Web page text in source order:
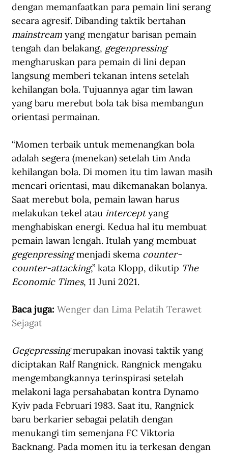
dengan memanfaatkan para pemain lini serang
secara agresif. Dibanding taktik bertahan
mainstream yang mengatur barisan pemain
tengah dan belakang, gegenpressing
mengharuskan para pemain di lini depan
langsung memberi tekanan intens setelah
kehilangan bola. Tujuannya agar tim lawan
yang baru merebut bola tak bisa membangun
orientasi permainan.
“Momen terbaik untuk memenangkan bola
adalah segera (menekan) setelah tim Anda
kehilangan bola. Di momen itu tim lawan masih
mencari orientasi, mau dikemanakan bolanya.
Saat merebut bola, pemain lawan harus
melakukan tekel atau intercept yang
menghabiskan energi. Kedua hal itu membuat
pemain lawan lengah. Itulah yang membuat
gegenpressing menjadi skema counter-
counter-attacking,” kata Klopp, dikutip The
Economic Times, 11 Juni 2021.
Baca juga: Wenger dan Lima Pelatih Terawet
Sejagat
Gegepressing merupakan inovasi taktik yang
diciptakan Ralf Rangnick. Rangnick mengaku
mengembangkannya terinspirasi setelah
melakoni laga persahabatan kontra Dynamo
Kyiv pada Februari 1983. Saat itu, Rangnick
baru berkarier sebagai pelatih dengan
menukangi tim semenjana FC Viktoria
Backnang. Pada momen itu ia terkesan dengan